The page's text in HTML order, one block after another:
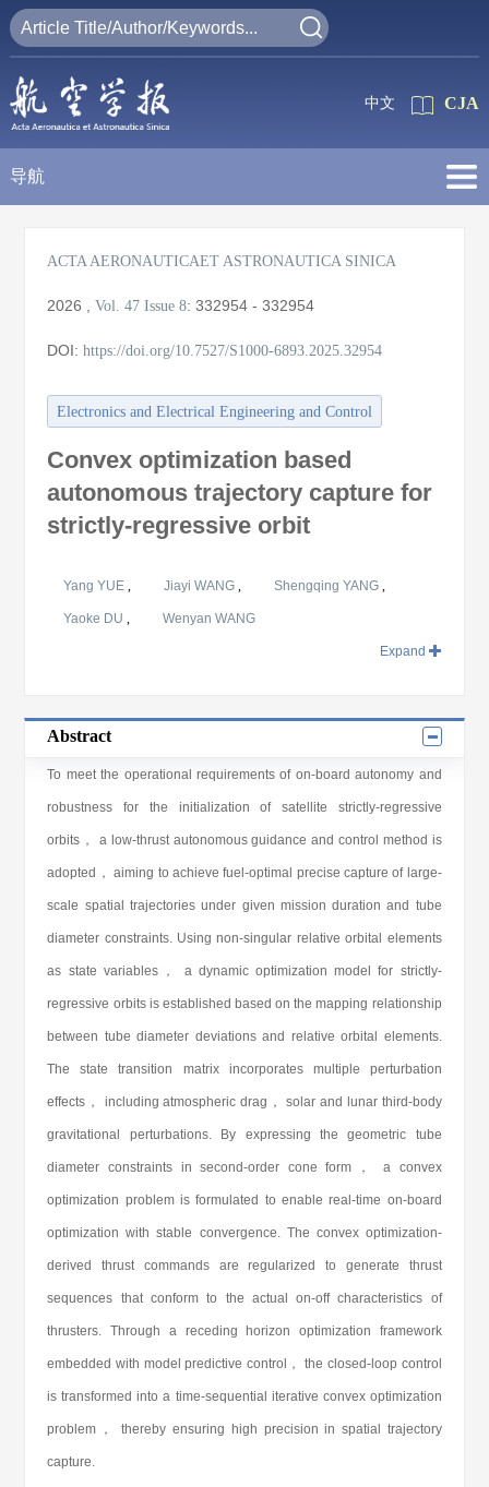
CJA
中文
导航
ACTA AERONAUTICAET ASTRONAUTICA SINICA
2026 ,Vol. 47 Issue 8:332954 - 332954
DOI:https://doi.org/10.7527/S1000-6893.2025.32954
Electronics and Electrical Engineering and Control
Convex optimization based
autonomous trajectory capture for
strictly-regressive orbit
Yang YUE, Jiayi WANG, Shengqing YANG,
Yaoke DU, Wenyan WANG
Expand
Abstract
To meet the operational requirements of on-board autonomy and
robustness for the initialization of satellite strictly-regressive
orbits， a low-thrust autonomous guidance and control method is
adopted， aiming to achieve fuel-optimal precise capture of large-
scale spatial trajectories under given mission duration and tube
diameter constraints. Using non-singular relative orbital elements
as state variables， a dynamic optimization model for strictly-
regressive orbits is established based on the mapping relationship
between tube diameter deviations and relative orbital elements.
The state transition matrix incorporates multiple perturbation
effects， including atmospheric drag， solar and lunar third-body
gravitational perturbations. By expressing the geometric tube
diameter constraints in second-order cone form， a convex
optimization problem is formulated to enable real-time on-board
optimization with stable convergence. The convex optimization-
derived thrust commands are regularized to generate thrust
sequences that conform to the actual on-off characteristics of
thrusters. Through a receding horizon optimization framework
embedded with model predictive control， the closed-loop control
is transformed into a time-sequential iterative convex optimization
problem， thereby ensuring high precision in spatial trajectory
capture.